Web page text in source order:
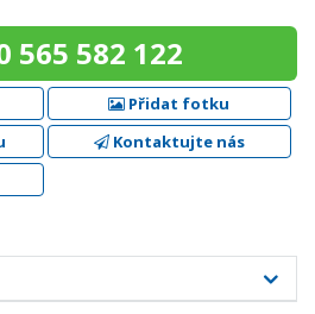
565 582 122
Přidat fotku
Kontaktujte nás